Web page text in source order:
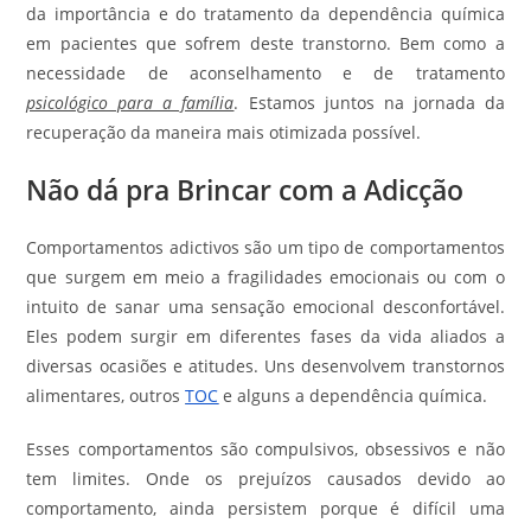
da importância e do tratamento da dependência química
em pacientes que sofrem deste transtorno. Bem como a
necessidade de aconselhamento e de tratamento
psicológico para a família. Estamos juntos na jornada da
recuperação da maneira mais otimizada possível.
Não dá pra Brincar com a Adicção
Comportamentos adictivos são um tipo de comportamentos
que surgem em meio a fragilidades emocionais ou com o
intuito de sanar uma sensação emocional desconfortável.
Eles podem surgir em diferentes fases da vida aliados a
diversas ocasiões e atitudes. Uns desenvolvem transtornos
alimentares, outrosTOC e alguns a dependência química.
Esses comportamentos são compulsivos, obsessivos e não
tem limites. Onde os prejuízos causados devido ao
comportamento, ainda persistem porque é difícil uma